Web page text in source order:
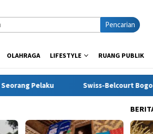
Pencarian
OLAHRAGA LIFESTYLE RUANG PUBLIK
Swiss-Belcourt Bogor Hadirkan Promo